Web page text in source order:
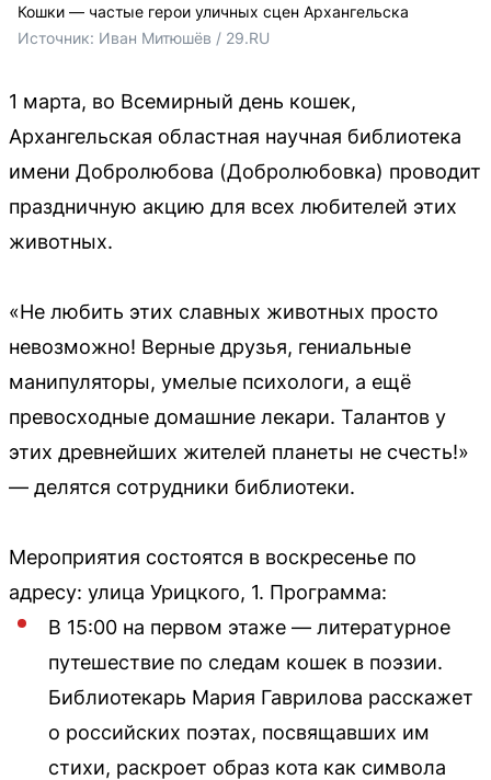
Кошки — частые герои уличных сцен Архангельска
Источник: Иван Митюшёв / 29.RU
1 марта, во Всемирный день кошек,
Архангельская областная научная библиотека
имени Добролюбова (Добролюбовка) проводит
праздничную акцию для всех любителей этих
животных.
«Не любить этих славных животных просто
невозможно! Верные друзья, гениальные
манипуляторы, умелые психологи, а ещё
превосходные домашние лекари. Талантов у
этих древнейших жителей планеты не счесть!»
— делятся сотрудники библиотеки.
Мероприятия состоятся в воскресенье по
адресу: улица Урицкого, 1. Программа:
В 15:00 на первом этаже — литературное
путешествие по следам кошек в поэзии.
Библиотекарь Мария Гаврилова расскажет
о российских поэтах, посвящавших им
стихи, раскроет образ кота как символа